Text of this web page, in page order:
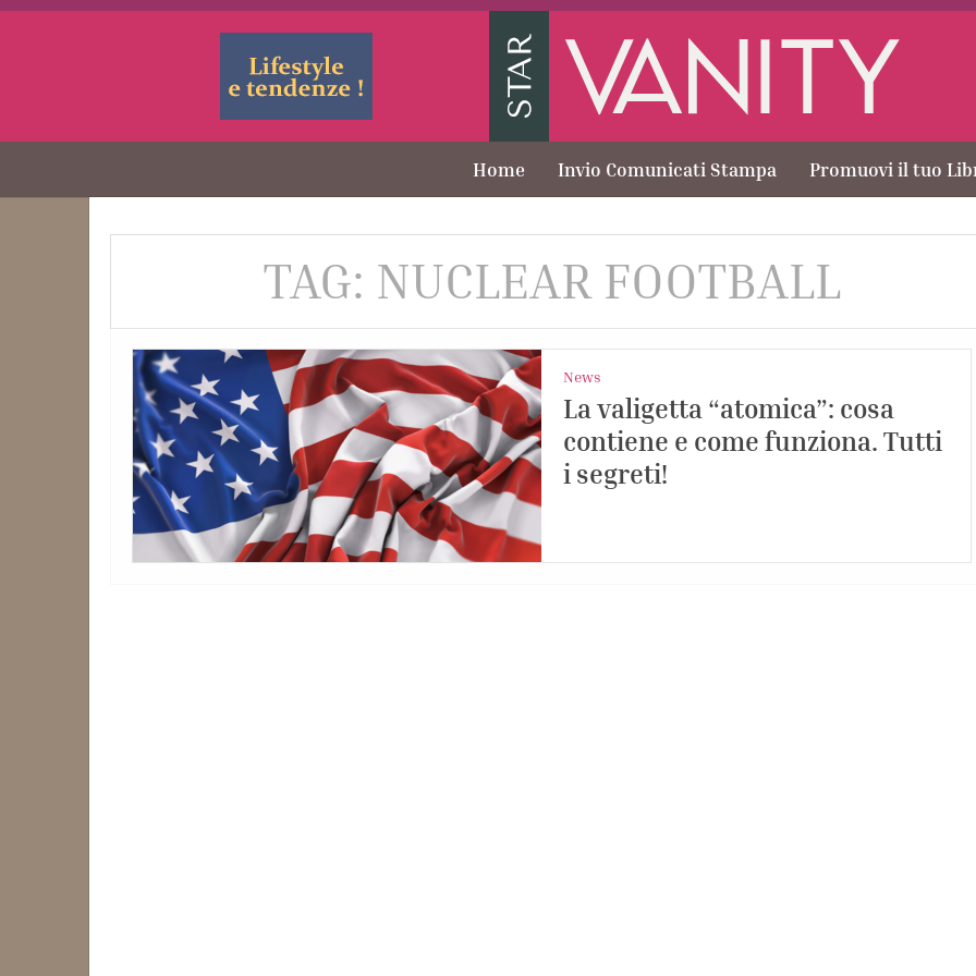
Home Invio Comunicati Stampa Promuovi il tuo
TAG: NUCLEAR FOOTBALL
News
La valigetta “atomica”: cosa
contiene e come funziona. Tutti
i segreti!